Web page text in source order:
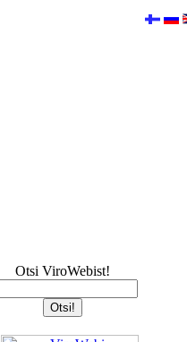
Otsi ViroWebist!